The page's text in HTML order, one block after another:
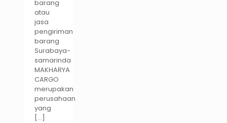
barang
atau
jasa
pengiriman
barang
Surabaya-
samarinda
MAKHARYA
CARGO
merupakan
perusahaan
yang
[…]